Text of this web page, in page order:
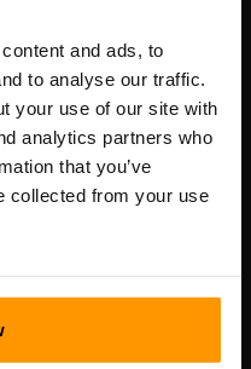
and ads, to
to analyse our traffic.
your use of our site with
analytics partners who
that you’ve
collected from your use
linnaosa,